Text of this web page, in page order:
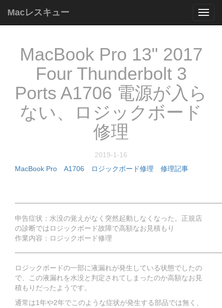
Mac
レ
Macレスキュー
MacBook Pro 13" 2017
Four Thunderbolt 3
Ports A1706 電源が入ら
ない、ロジックボード
修理
2019-1-16
MacBook Pro
A1706 ロジックボード修理 修理記事
申告症状：水没の覚えがなく突然起動しなくなった。正規店
の診断ではロジックボード故障で高額なお見積もり
作業内容：ロジックボード修理
ロジックボードの一部に液漏れが発生している状態でしたの
で、この液漏れを水没と判定されてしまったのか高額なお見
積もりだったようです。
通常は1年や2年でこのような症状が発生する部品では無く、